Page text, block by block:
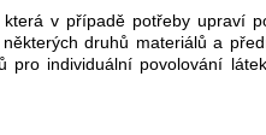
v případě potřeby upraví
druhů materiálů a
pro individuální povolování